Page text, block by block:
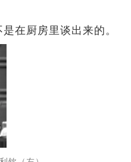
在厨房里谈出来的。